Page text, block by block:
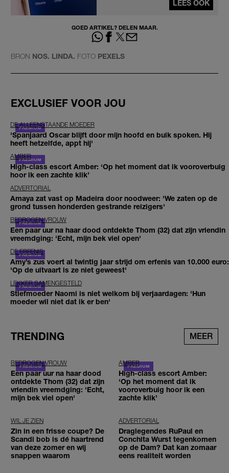
LEES OOK
GOED ARTIKEL? DELEN MAAR.
BRON NOS. LINDA. FOTO PEXELS
EXCLUSIEF VOOR JOU
DE ALLEENSTAANDE MOEDER
'Spanjaard Oscar blijft door mijn hoofd en buik spoken. Hij
heeft hetzelfde, appt hij'
AMBER
High-class escort Amber: ‘Op het moment dat ik vooroverbuig
hoor ik een zachte klik’
ADVERTORIAL
Amaya zat vast op Madeira door noodweer: 'We zaten op de
grond tussen honderden gestrande reizigers'
BEDROGEN VROUW
Een paar uur na haar dood ontdekte Thom (32) dat zijn vriendin
vreemdging: 'Echt, mijn bek viel open'
DE ERFENIS
Amy’s zus voert al twintig jaar strijd om erfenis van 10.000 euro:
'Op de uitvaart is ze niet geweest'
LEKKER SAMENGESTELD
Stiefmoeder Naomi is niet welkom bij verjaardagen: 'Hun
moeder wil niet dat ik er ben'
TRENDING MEER
BEDROGEN VROUW
Een paar uur na haar dood
ontdekte Thom (32) dat zijn
vriendin vreemdging: 'Echt,
mijn bek viel open'
AMBER
High-class escort Amber:
‘Op het moment dat ik
vooroverbuig hoor ik een
zachte klik’
WIL JE ZIEN
Zin in een frisse coupe? De
Scandi bob is dé haartrend
van deze zomer en wij
snappen waarom
ADVERTORIAL
Draglegendes RuPaul en
Conchita Wurst tegenkomen
op de Dam? Dat kan zomaar
eens realiteit worden